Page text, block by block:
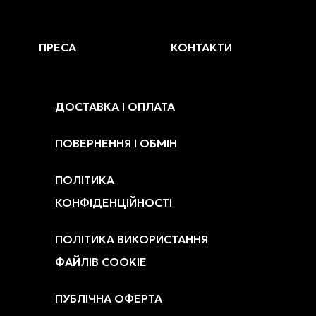
ПРЕСА КОНТАКТИ
ДОСТАВКА І ОПЛАТА
ПОВЕРНЕННЯ І ОБМІН
ПОЛІТИКА
КОНФІДЕНЦІЙНОСТІ
ПОЛІТИКА ВИКОРИСТАННЯ
ФАЙЛІВ COOKIE
ПУБЛІЧНА ОФЕРТА